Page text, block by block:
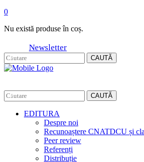
0
Nu există produse în coș.
Newsletter
CAUTĂ
CAUTĂ
EDITURA
Despre noi
Recunoaștere CNATDCU și
Peer review
Referenți
Distribuție